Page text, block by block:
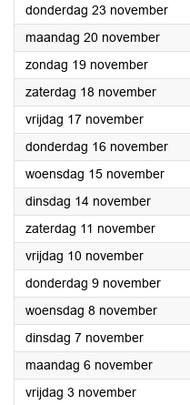
donderdag 23 november2023
maandag 20 november2023
zondag 19 november2023
zaterdag 18 november2023
vrijdag 17 november2023
donderdag 16 november2023
woensdag 15 november2023
dinsdag 14 november2023
zaterdag 11 november2023
vrijdag 10 november2023
donderdag 9 november2023
woensdag 8 november2023
dinsdag 7 november2023
maandag 6 november2023
vrijdag 3 november2023